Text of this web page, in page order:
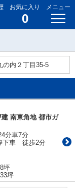
お気に入り
0
メニュー
の内２丁目35-5
南東角地 都市ガ
分車7分
下車 徒歩2分
坪
坪